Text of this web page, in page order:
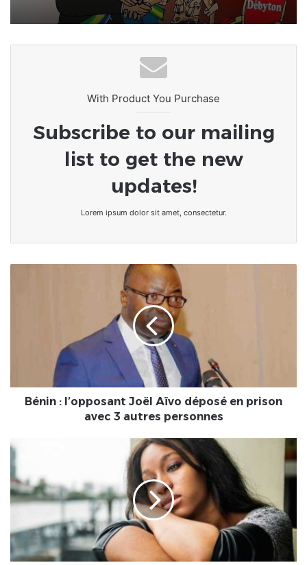
With Product You Purchase
Subscribe to our mailing
list to get the new
updates!
Lorem ipsum dolor sit amet, consectetur.
Bénin : l’opposant Joël Aïvo déposé en prison
avec 3 autres personnes
FAITS
«Après
13
de
mariage,
mon